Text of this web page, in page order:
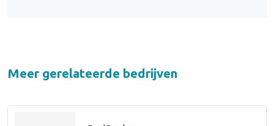
Meer gerelateerde bedrijven